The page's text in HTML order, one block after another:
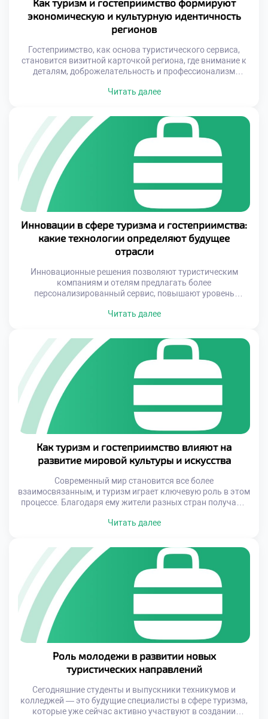
Как туризм и гостеприимство формируют
экономическую и культурную идентичность
регионов
Гостеприимство, как основа туристического сервиса,
становится визитной карточкой региона, где внимание к
деталям, доброжелательность и профессионализм
в свою очередь, активно стимулирует развитие малого
способствует популяризации местных особенностей — от
кухни до фольклора. Эти два направления работают
сообща, создавая условия для устойчивого роста и […]
Читать далее
Инновации в сфере туризма и гостеприимства:
какие технологии определяют будущее
отрасли
Инновационные решения позволяют туристическим
компаниям и отелям предлагать более
персонализированный сервис, повышают уровень
управления. Это открывает новые горизонты как для
развиваться в этой области. Спрос на
квалифицированных сотрудников, разбирающихся в
современных технологиях, растет с каждым годом.
Освоение новых инструментов становится не просто […]
Читать далее
Как туризм и гостеприимство влияют на
развитие мировой культуры и искусства
Современный мир становится все более
взаимосвязанным, и туризм играет ключевую роль в этом
процессе. Благодаря ему жители разных стран получают
телевизора или страницы учебника. Культурное
путешественником, вдохновляет художников, дизайнеров,
музыкантов и писателей, стимулируя развитие новых
направлений в искусстве. В свою очередь,
гостеприимство выступает […]
Читать далее
Роль молодежи в развитии новых
туристических направлений
Сегодняшние студенты и выпускники техникумов и
колледжей — это будущие специалисты в сфере туризма,
которые уже сейчас активно участвуют в создании